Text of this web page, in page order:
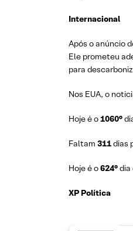
Internacional
Após o anúncio
Ele prometeu
para
Nos EUA, o
Hoje é o1060°
Faltam 311dias
Hoje é o624°dia
XP Política